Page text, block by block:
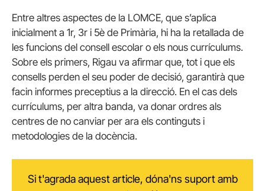
Entre altres aspectes de la LOMCE, que s’aplica
inicialment a 1r, 3r i 5è de Primària, hi ha la retallada de
les funcions del consell escolar o els nous currículums.
Sobre els primers, Rigau va afirmar que, tot i que els
consells perden el seu poder de decisió, garantirà que
facin informes preceptius a la direcció. En el cas dels
currículums, per altra banda, va donar ordres als
centres de no canviar per ara els continguts i
metodologies de la docència.
Si t'agrada aquest article, dóna'ns suport amb